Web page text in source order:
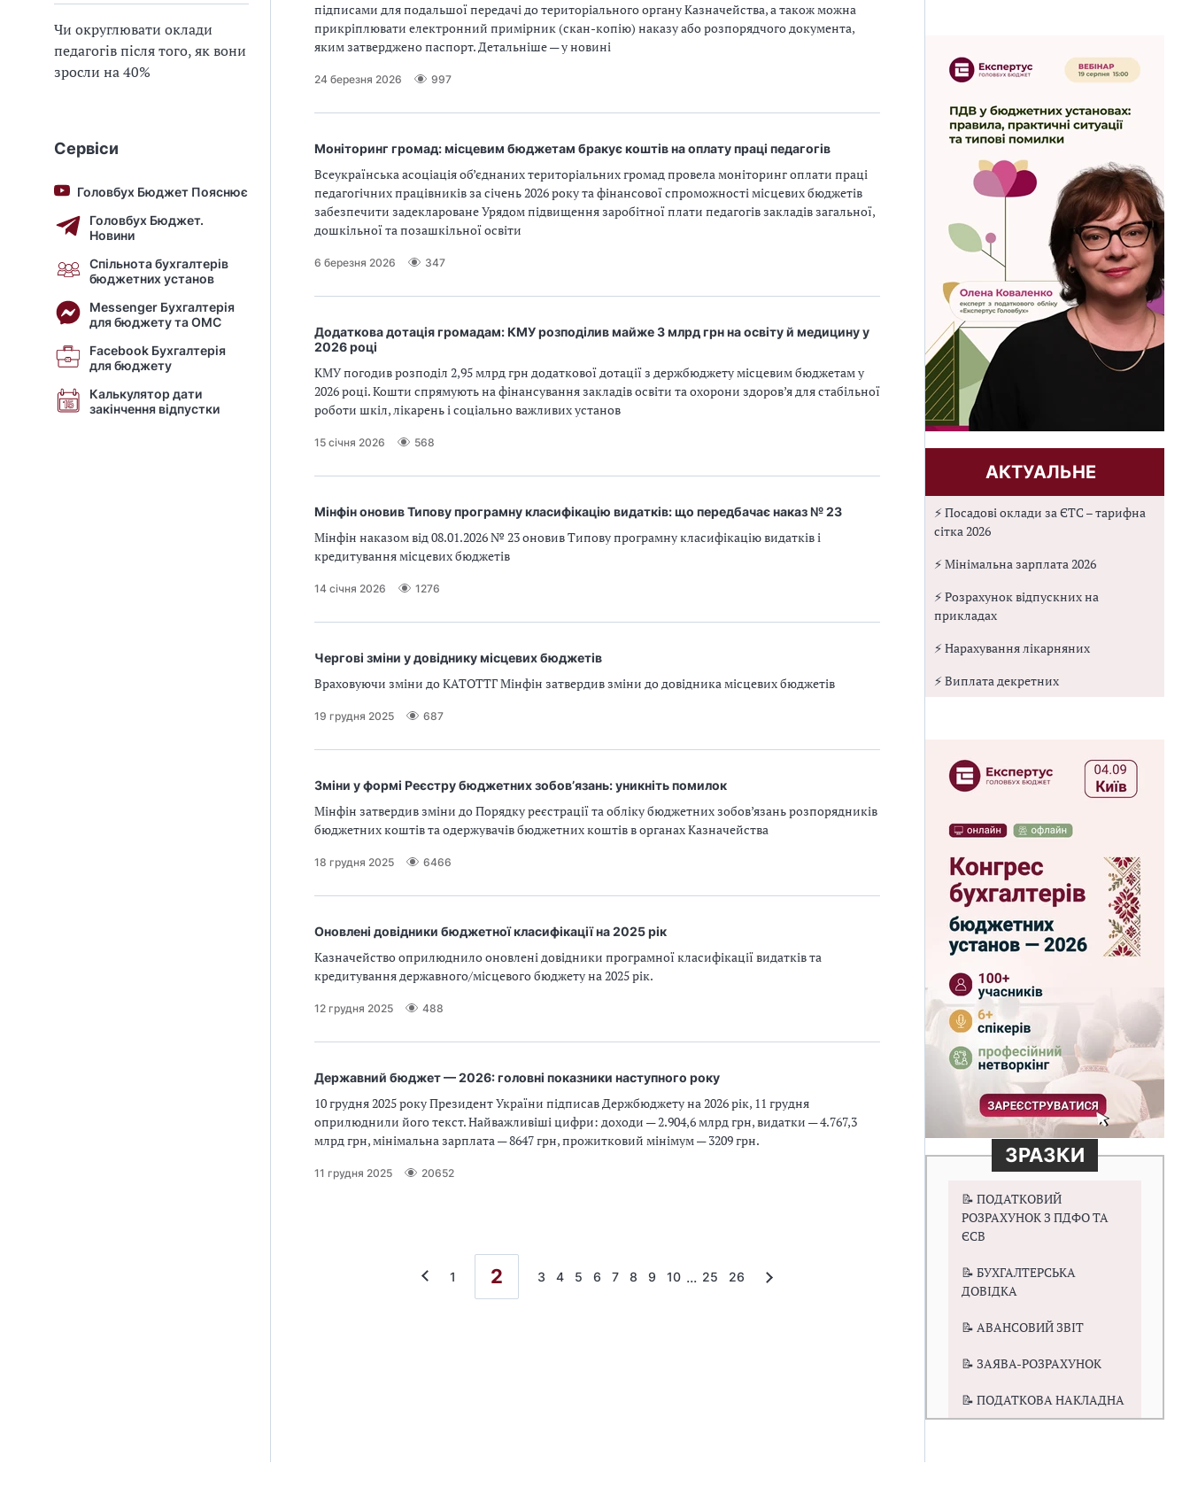
Чи округлювати оклади
педагогів після того, як вони
зросли на 40%
Сервіси
Головбух Бюджет Пояснює
Головбух Бюджет.
Новини
Спільнота бухгалтерів
бюджетних установ
Messenger Бухгалтерія
для бюджету та ОМС
Facebook Бухгалтерія
для бюджету
Калькулятор дати
закінчення відпустки
підписами для подальшої передачі до територіального органу Казначейства, а також можна
прикріплювати електронний примірник (скан-копію) наказу або розпорядчого документа,
яким затверджено паспорт. Детальніше — у новині
24 березня 2026 997
Моніторинг громад: місцевим бюджетам бракує коштів на оплату праці педагогів
Всеукраїнська асоціація об’єднаних територіальних громад провела моніторинг оплати праці
педагогічних працівників за січень 2026 року та фінансової спроможності місцевих бюджетів
забезпечити задеклароване Урядом підвищення заробітної плати педагогів закладів загальної,
дошкільної та позашкільної освіти
6 березня 2026 347
Додаткова дотація громадам: КМУ розподілив майже 3 млрд грн на освіту й медицину у
2026 році
КМУ погодив розподіл 2,95 млрд грн додаткової дотації з держбюджету місцевим бюджетам у
2026 році. Кошти спрямують на фінансування закладів освіти та охорони здоров’я для стабільної
роботи шкіл, лікарень і соціально важливих установ
15 січня 2026 568
Мінфін оновив Типову програмну класифікацію видатків: що передбачає наказ № 23
Мінфін наказом від 08.01.2026 № 23 оновив Типову програмну класифікацію видатків і
кредитування місцевих бюджетів
14 січня 2026 1276
Чергові зміни у довіднику місцевих бюджетів
Враховуючи зміни до КАТОТТГ Мінфін затвердив зміни до довідника місцевих бюджетів
19 грудня 2025 687
Зміни у формі Реєстру бюджетних зобов’язань: уникніть помилок
Мінфін затвердив зміни до Порядку реєстрації та обліку бюджетних зобов’язань розпорядників
бюджетних коштів та одержувачів бюджетних коштів в органах Казначейства
18 грудня 2025 6466
Оновлені довідники бюджетної класифікації на 2025 рік
Казначейство оприлюднило оновлені довідники програмної класифікації видатків та
кредитування державного/місцевого бюджету на 2025 рік.
12 грудня 2025 488
Державний бюджет — 2026: головні показники наступного року
10 грудня 2025 року Президент України підписав Держбюджету на 2026 рік, 11 грудня
оприлюднили його текст. Найважливіші цифри: доходи — 2.904,6 млрд грн, видатки — 4.767,3
млрд грн, мінімальна зарплата — 8647 грн, прожитковий мінімум — 3209 грн.
11 грудня 2025 20652
1 2 3 4 5 6 7 8 9 10 ... 25 26
АКТУАЛЬНЕ
⚡ Посадові оклади за ЄТС – тарифна
сітка 2026
⚡ Мінімальна зарплата 2026
⚡ Розрахунок відпускних на
прикладах
⚡ Нарахування лікарняних
⚡ Виплата декретних
ЗРАЗКИ
📝 ПОДАТКОВИЙ
РОЗРАХУНОК З ПДФО ТА
ЄСВ
📝 БУХГАЛТЕРСЬКА
ДОВІДКА
📝 АВАНСОВИЙ ЗВІТ
📝 ЗАЯВА-РОЗРАХУНОК
📝 ПОДАТКОВА НАКЛАДНА